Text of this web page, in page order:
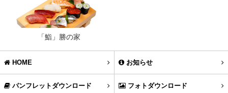
「鮨」勝の家
HOME お知らせ
パンフレットダウンロード フォトダウンロード